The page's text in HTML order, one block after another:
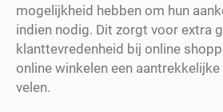
mogelijkheid hebben om hun
indien nodig. Dit zorgt voor extra
klanttevredenheid bij online
online winkelen een
velen.